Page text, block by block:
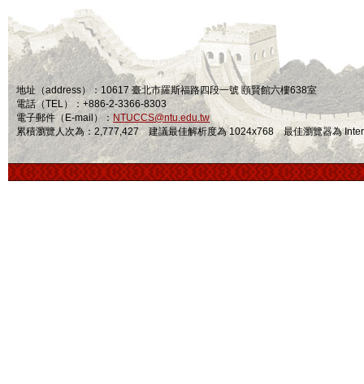
地址（address）：10617 臺北市羅斯福路四段一號 頤賢館六樓638室
電話（TEL）：+886-2-3366-8303
電子郵件（E-mail）： NTUCCS@ntu.edu.tw
累積瀏覽人次為：2,777,427 建議最佳解析度為 1024x768 最佳瀏覽器為